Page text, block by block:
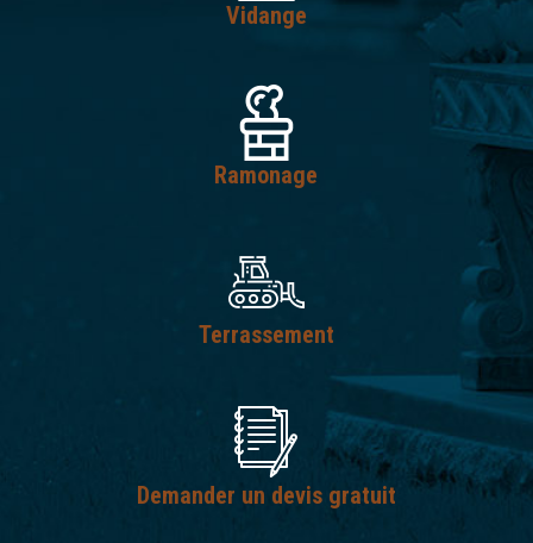
Vidange
Ramonage
Terrassement
Demander un devis gratuit